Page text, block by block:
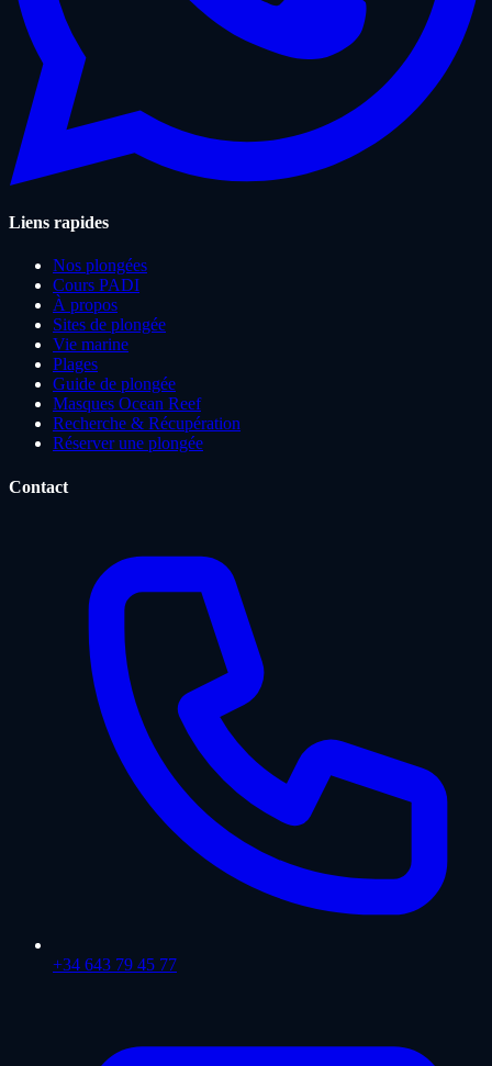
Liens rapides
Nos plongées
Cours PADI
À propos
Sites de plongée
Vie marine
Plages
Guide de plongée
Masques Ocean Reef
Recherche & Récupération
Réserver une plongée
Contact
+34 643 79 45 77